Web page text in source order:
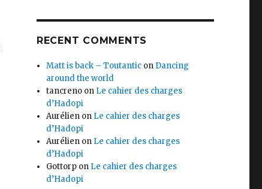
RECENT COMMENTS
Matt is back – Toutantic on Dancing
around the world
tancreno on Le cahier des charges
d’Hadopi
Aurélien on Le cahier des charges
d’Hadopi
Aurélien on Le cahier des charges
d’Hadopi
Gottorp on Le cahier des charges
d’Hadopi